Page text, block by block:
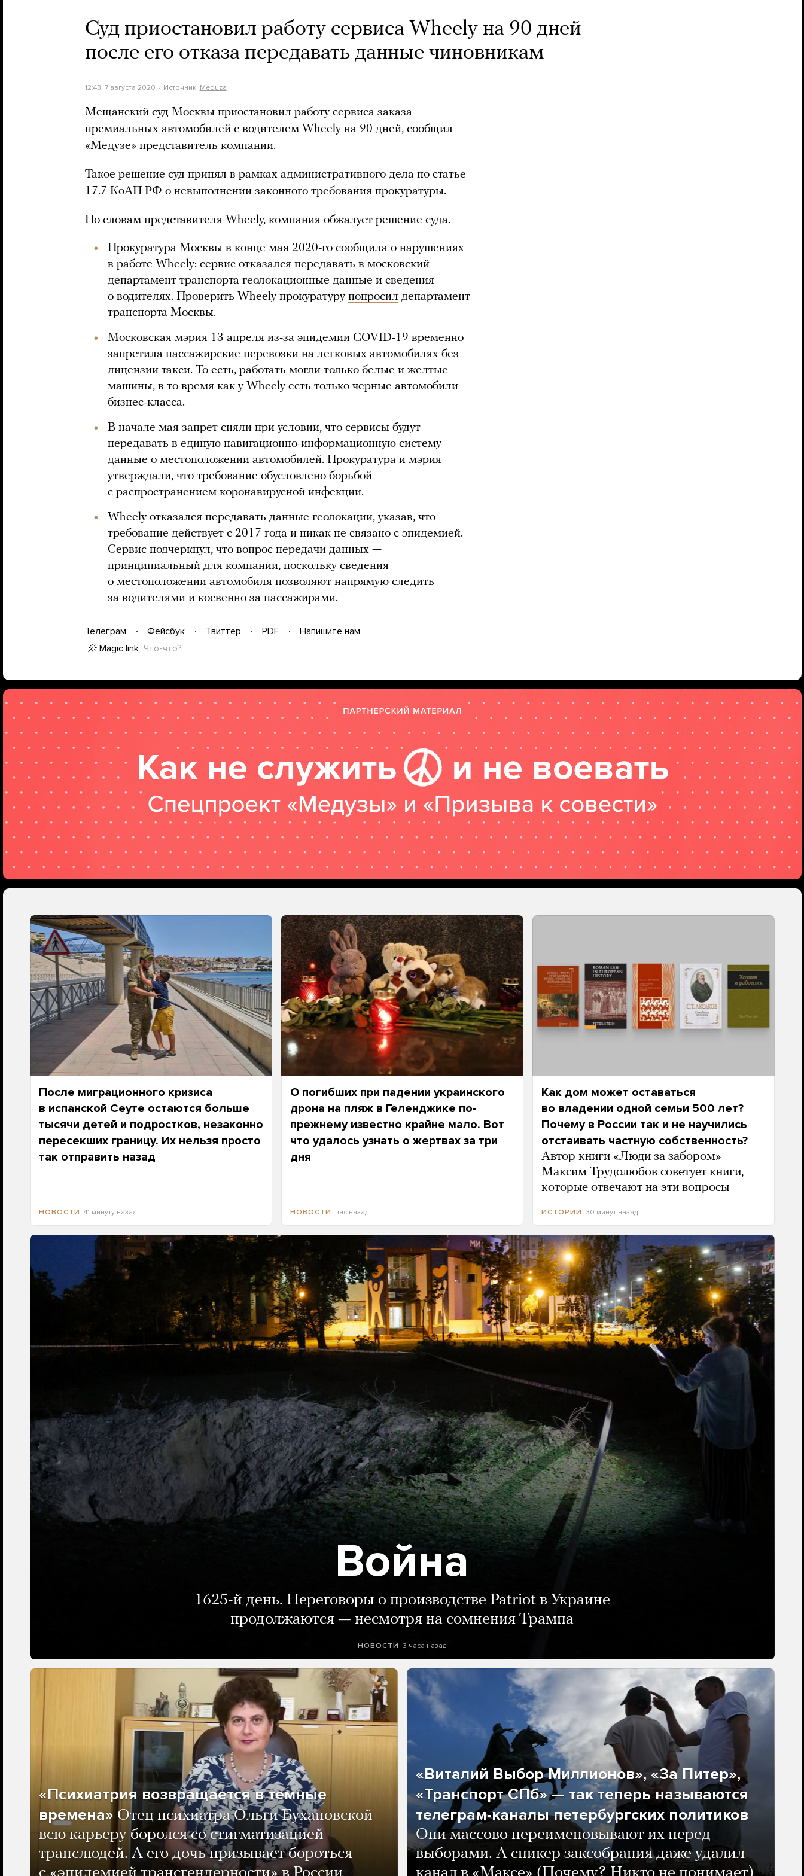
Суд приостановил работу сервиса Wheely на 90 дней
после его отказа передавать данные чиновникам
12:43, 7 августа 2020 Источник: Meduza
Мещанский суд Москвы приостановил работу сервиса заказа
премиальных автомобилей с водителем Wheely на 90 дней, сообщил
«Медузе» представитель компании.
Такое решение суд принял в рамках административного дела по статье
17.7 КоАП РФ о невыполнении законного требования прокуратуры.
По словам представителя Wheely, компания обжалует решение суда.
Прокуратура Москвы в конце мая 2020-го сообщила о нарушениях
в работе Wheely: сервис отказался передавать в московский
департамент транспорта геолокационные данные и сведения
о водителях. Проверить Wheely прокуратуру попросил департамент
транспорта Москвы.
Московская мэрия 13 апреля из-за эпидемии COVID-19 временно
запретила пассажирские перевозки на легковых автомобилях без
лицензии такси. То есть, работать могли только белые и желтые
машины, в то время как у Wheely есть только черные автомобили
бизнес-класса.
В начале мая запрет сняли при условии, что сервисы будут
передавать в единую навигационно-информационную систему
данные о местоположении автомобилей. Прокуратура и мэрия
утверждали, что требование обусловлено борьбой
с распространением коронавирусной инфекции.
Wheely отказался передавать данные геолокации, указав, что
требование действует с 2017 года и никак не связано с эпидемией.
Сервис подчеркнул, что вопрос передачи данных —
принципиальный для компании, поскольку сведения
о местоположении автомобиля позволяют напрямую следить
за водителями и косвенно за пассажирами.
Телеграм Фейсбук Твиттер PDF
Напишите нам
Magic link Что-что?
После миграционного кризиса
в испанской Сеуте остаются больше
тысячи детей и подростков, незаконно
пересекших границу. Их нельзя просто
так отправить назад
НОВОСТИ 41 минуту назад
О погибших при падении украинского
дрона на пляж в Геленджике по-
прежнему известно крайне мало. Вот
что удалось узнать о жертвах за три
дня
НОВОСТИ час назад
Как дом может оставаться
во владении одной семьи 500 лет?
Почему в России так и не научились
отстаивать частную собственность?
Автор книги «Люди за забором»
Максим Трудолюбов советует книги,
которые отвечают на эти вопросы
ИСТОРИИ 30 минут назад
Война
1625-й день. Переговоры о производстве Patriot в Украине
продолжаются — несмотря на сомнения Трампа
НОВОСТИ 3 часа назад
«Психиатрия возвращается в темные
времена» Отец психиатра Ольги Бухановской
всю карьеру боролся со стигматизацией
транслюдей. А его дочь призывает бороться
«Виталий Выбор Миллионов», «За Питер»,
«Транспорт СПб» — так теперь называются
телеграм-каналы петербургских политиков
Они массово переименовывают их перед
выборами. А спикер заксобрания даже удалил